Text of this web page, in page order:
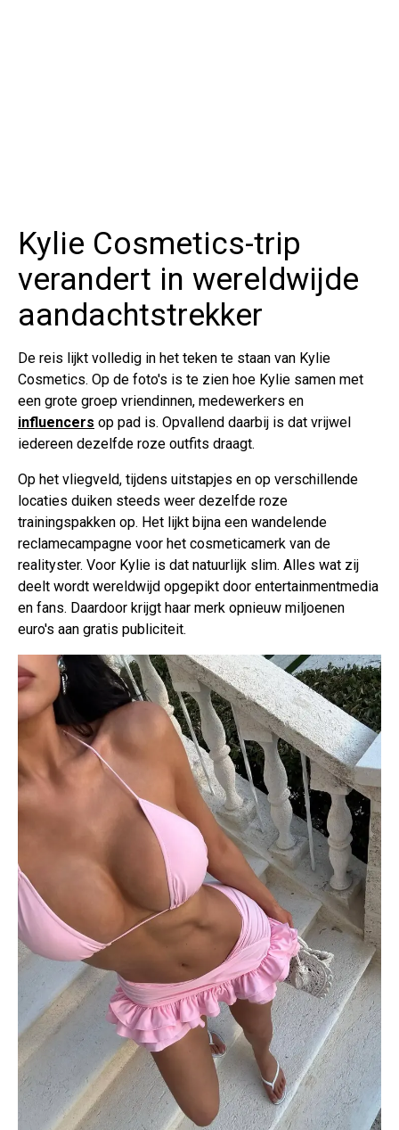
Kylie Cosmetics-trip
verandert in wereldwijde
aandachtstrekker
De reis lijkt volledig in het teken te staan van Kylie
Cosmetics. Op de foto's is te zien hoe Kylie samen met
een grote groep vriendinnen, medewerkers en
influencers op pad is. Opvallend daarbij is dat vrijwel
iedereen dezelfde roze outfits draagt.
Op het vliegveld, tijdens uitstapjes en op verschillende
locaties duiken steeds weer dezelfde roze
trainingspakken op. Het lijkt bijna een wandelende
reclamecampagne voor het cosmeticamerk van de
realityster. Voor Kylie is dat natuurlijk slim. Alles wat zij
deelt wordt wereldwijd opgepikt door entertainmentmedia
en fans. Daardoor krijgt haar merk opnieuw miljoenen
euro's aan gratis publiciteit.